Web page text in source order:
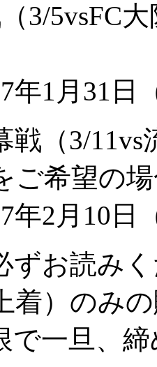
3/5vsFC
1月31日
（3/11vs
ご希望の
2月10日
ずお読み
着）のみ
で一旦、